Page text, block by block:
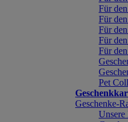
Für
Für
Für
Für
Für
Pet
Geschenke-
Unsere